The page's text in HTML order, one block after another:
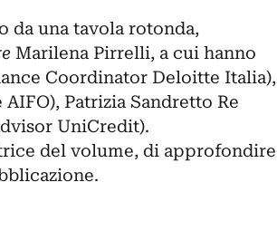
da una tavola rotonda,
Marilena Pirrelli, a cui hanno
Coordinator Deloitte Italia),
Patrizia Sandretto Re
UniCredit).
del volume, di approfondire